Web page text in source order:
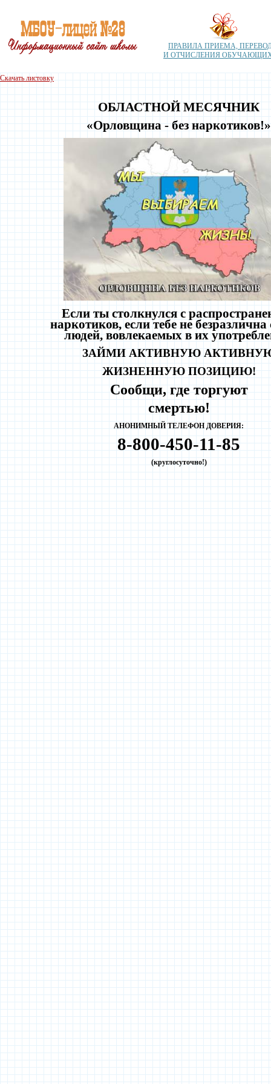
ПРАВИЛА ПРИЕМА,
И ОТЧИСЛЕНИЯ
Скачать листовку
ОБЛАСТНОЙ МЕСЯЧНИК
«Орловщина - без наркотиков!»
Если ты столкнулся с
наркотиков, если тебе не безразлична
людей, вовлекаемых в их
ЗАЙМИ АКТИВНУЮ
ЖИЗНЕННУЮ ПОЗИЦИЮ!
Сообщи, где торгуют
смертью!
АНОНИМНЫЙ ТЕЛЕФОН ДОВЕРИЯ:
8-800-450-11-85
(круглосуточно!)